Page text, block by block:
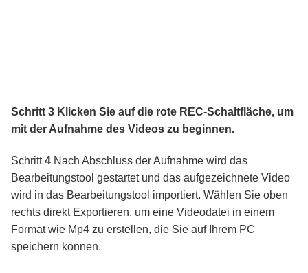
Schritt 3 Klicken Sie auf die rote REC-Schaltfläche, um
mit der Aufnahme des Videos zu beginnen.
Schritt4 Nach Abschluss der Aufnahme wird das
Bearbeitungstool gestartet und das aufgezeichnete Video
wird in das Bearbeitungstool importiert. Wählen Sie oben
rechts direkt Exportieren, um eine Videodatei in einem
Format wie Mp4 zu erstellen, die Sie auf Ihrem PC
speichern können.